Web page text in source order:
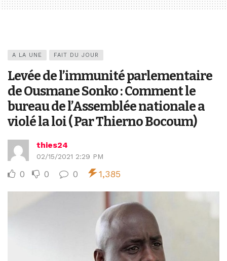
A LA UNE FAIT DU JOUR
Levée de l’immunité parlementaire
de Ousmane Sonko : Comment le
bureau de l’Assemblée nationale a
violé la loi ( Par Thierno Bocoum)
thies24
02/15/2021 2:29 PM
0 0 0 1,385